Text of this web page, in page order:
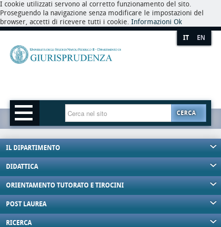
I cookie utilizzati servono al corretto funzionamento del sito.
Proseguendo la navigazione senza modificare le impostazioni del
browser, accetti di ricevere tutti i cookie. Informazioni Ok
IT EN
CERCA
IL DIPARTIMENTO
DIDATTICA
ORIENTAMENTO TUTORATO E TIROCINI
POST LAUREA
RICERCA